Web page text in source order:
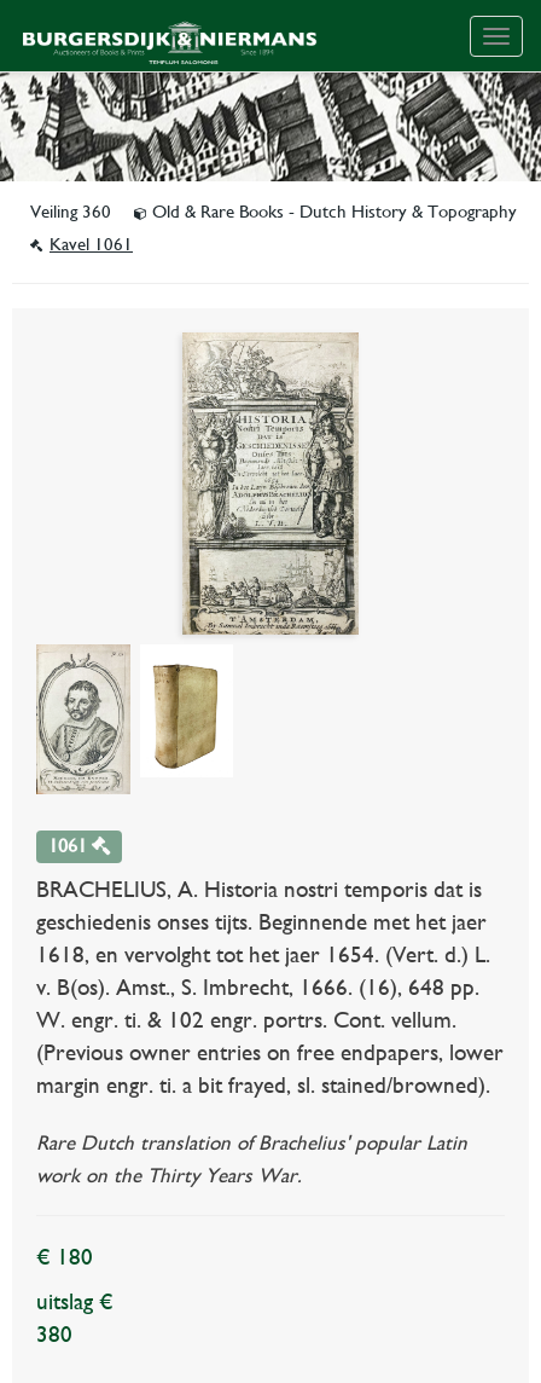
Veiling 360
Old & Rare Books - Dutch History & Topography
Kavel 1061
1061
BRACHELIUS, A. Historia nostri temporis dat is
geschiedenis onses tijts. Beginnende met het jaer
1618, en vervolght tot het jaer 1654. (Vert. d.) L.
v. B(os). Amst., S. Imbrecht, 1666. (16), 648 pp.
W. engr. ti. & 102 engr. portrs. Cont. vellum.
(Previous owner entries on free endpapers, lower
margin engr. ti. a bit frayed, sl. stained/browned).
Rare Dutch translation of Brachelius' popular Latin
work on the Thirty Years War.
€ 180
uitslag €
380